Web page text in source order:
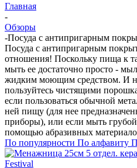
Главная
-
Обзоры
-Посуда с антипригарным
Посуда с антипригарным
отношения! Поскольку пища к
мыть ее достаточно просто -
жидким моющим средством. И
пользуйтесь чистящими
если пользоваться обычной
ней пищу (для нее
приборы), или если мыть грубой
помощью абразивных
По популярности По алфавиту